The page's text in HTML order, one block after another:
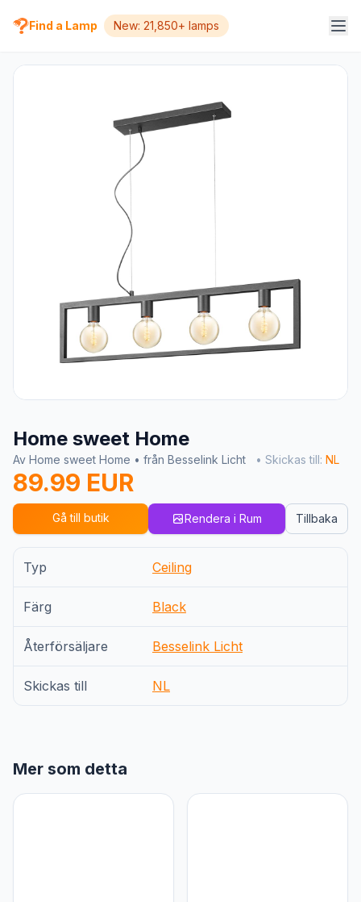
Find a Lamp New: 21,850+ lamps
Home sweet Home
Av Home sweet Home • från Besselink Licht • Skickas till: NL
89.99 EUR
Gå till butik Rendera i Rum Tillbaka
Typ Ceiling
Färg Black
Återförsäljare Besselink Licht
Skickas till NL
Mer som detta